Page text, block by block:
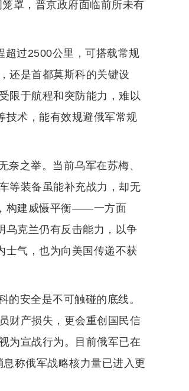
罩，普京政府面临前所未有
超过2500公里，可搭载常规
还是首都莫斯科的关键设
限于航程和突防能力，难以
技术，能有效规避俄军常规
之举。当前乌军在苏梅、
等装备虽能补充战力，却无
构建威慑平衡——一方面
乌克兰仍有反击能力，以争
士气，也为向美国传递不获
安全是不可触碰的底线。
财产损失，更会重创国民信
为宣战行为。目前俄军已在
称俄军战略核力量已进入更